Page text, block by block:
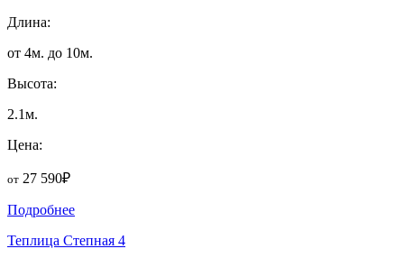
Длина:
от 4м. до 10м.
Высота:
2.1м.
Цена:
от 27 590₽
Подробнее
Теплица Степная 4